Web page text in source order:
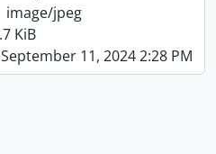
image/jpeg
KiB
September 11, 2024 2:28 PM